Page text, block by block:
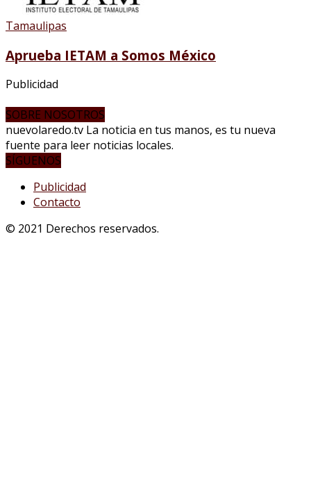
Tamaulipas
Aprueba IETAM a Somos México
Publicidad
SOBRE NOSOTROS
nuevolaredo.tv La noticia en tus manos, es tu nueva
fuente para leer noticias locales.
SÍGUENOS
Publicidad
Contacto
© 2021 Derechos reservados.